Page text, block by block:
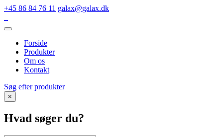
+45 86 84 76 11 galax@galax.dk
Forside
Produkter
Om os
Kontakt
Søg efter produkter
×
Hvad søger du?